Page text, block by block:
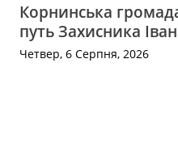
Корнинська
путь Захисника
Четвер, 6 Серпня, 2026